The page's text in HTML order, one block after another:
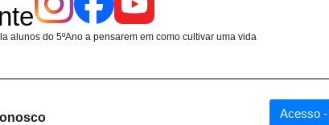
alunos do 5ºAno a pensarem em como cultivar uma vida
Acesso